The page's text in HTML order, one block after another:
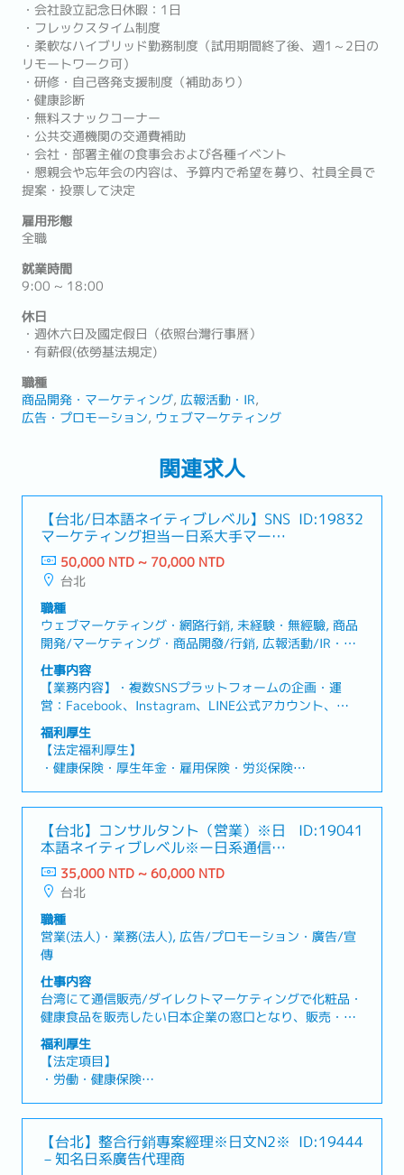
・会社設立記念日休暇：1日
・フレックスタイム制度
・柔軟なハイブリッド勤務制度（試用期間終了後、週1～2日の
リモートワーク可）
・研修・自己啓発支援制度（補助あり）
・健康診断
・無料スナックコーナー
・公共交通機関の交通費補助
・会社・部署主催の食事会および各種イベント
・懇親会や忘年会の内容は、予算内で希望を募り、社員全員で
提案・投票して決定
雇用形態
全職
就業時間
9:00 ~ 18:00
休日
・週休六日及國定假日（依照台灣行事曆）
・有薪假(依勞基法規定)
職種
商品開発・マーケティング 広報活動・IR
広告・プロモーション ウェブマーケティング
関連求人
【台北/日本語ネイティブレベル】SNS
マーケティング担当ー日系大手マーケ
ティング企業
ID:19832
50,000 NTD ~ 70,000 NTD
台北
職種
ウェブマーケティング・網路行銷, 未経験・無經驗, 商品
開発/マーケティング・商品開發/行銷, 広報活動/IR・廣
告活動/IR, 広告/プロモーション・廣告/宣傳
仕事内容
【業務内容】・複数SNSプラットフォームの企画・運
営：Facebook、Instagram、LINE公式アカウント、
WhatsApp（台湾および海外市場向け）のSNS運営を担
当し、コンテンツ企画、投稿管理、クリエイティブの品
質管理を実施。・ショート動画（Reels）の企画・制作：
SNSトレンドや話題を分析し、チームメンバーと連携し
て企画・撮影・編集・効果検証まで一貫して担当。高い
ロジェクトの運営および顧客対応：複数業界の案件を並
行して進行し、クライアントとの円滑なコミュニケーシ
ョンや要件調整、進行管理を担当。・データ分析および
SNS施策の改善：SNS運用データを定期的に分析し、レ
率、コンバージョン率（CVR）などの指標をもとに、運
用戦略を継続的に改善。・海外プロジェクトへの参画：
海外市場向けSNSローカライズプロジェクトに参画し、
海外チームと連携しながらプロジェクトを推進。
福利厚生
【法定福利厚生】
・健康保険・厚生年金・雇用保険・労災保険
・各種休暇制度（有給休暇、慶弔休暇、生理休暇、産前
産後休暇、育児休暇など）
・退職金制度
【会社福利厚生】
・賞与（年2回支給、個人評価および会社業績により決
定）
・月次業績達成ボーナス
・リフレッシュ手当
・誕生日祝い金、誕生日休暇、四半期目標達成報奨制度
（例：特別休暇など）
・年1回の健康診断
・フルメディア広告に関する知識研修
・個人学習・専門スキル向上のための補助制度
・Apple Macノートパソコン支給
・月1回の部署ランチ会
※上記福利厚生は、3ヶ月の試用期間を終了した正社員
が対象となります。
【台北】コンサルタント（営業）※日
本語ネイティブレベル※ー日系通信販
売支援会社
ID:19041
35,000 NTD ~ 60,000 NTD
台北
職種
営業(法人)・業務(法人), 広告/プロモーション・廣告/宣
傳
仕事内容
台湾にて通信販売/ダイレクトマーケティングで化粧品・
健康食品を販売したい日本企業の窓口となり、販売・売
上拡大のための企画提案、折衝、実行から効果検証まで
の顧客対応を担当。担当はOPD（広告枠の仕入れ）・テ
レビ・web/インターネット・平面（雑誌・紙面等）など
メディア/媒体毎に分かれ、担当毎に情報共有し合い、案
件を進めていく。基本的には、日本にいる顧客との折衝
ディア折衝などへ同行し、通訳翻訳などのサポート業務
にも携わる。
福利厚生
【法定項目】
・労働・健康保険
・各種休暇（特別休暇、結婚休暇、忌引休暇、生理休
暇、妊娠検診休暇、配偶者出産休暇、産休、育児休暇）
・退職金
【台北】整合行銷專案經理※日文N2※
－知名日系廣告代理商
ID:19444